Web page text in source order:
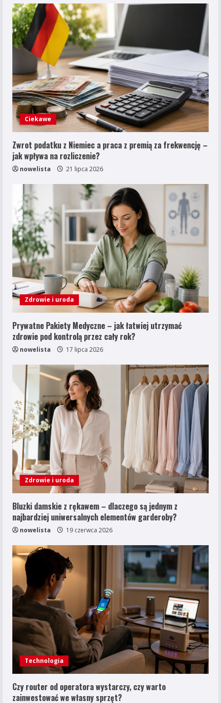
Ciekawe
Zwrot podatku z Niemiec a praca z premią za frekwencję –
jak wpływa na rozliczenie?
nowelista 21 lipca 2026
Zdrowie i uroda
Prywatne Pakiety Medyczne – jak łatwiej utrzymać
zdrowie pod kontrolą przez cały rok?
nowelista 17 lipca 2026
Zdrowie i uroda
Bluzki damskie z rękawem – dlaczego są jednym z
najbardziej uniwersalnych elementów garderoby?
nowelista 19 czerwca 2026
Technologia
Czy router od operatora wystarczy, czy warto
zainwestować we własny sprzęt?